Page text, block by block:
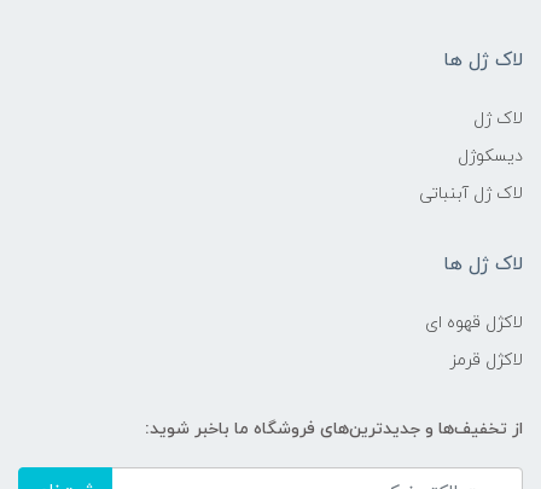
لاک ژل ها
لاک ژل
دیسکوژل
لاک ژل آبنباتی
لاک ژل ها
لاکژل قهوه ای
لاکژل قرمز
از تخفیف‌ها و جدیدترین‌های فروشگاه ما باخبر شوید: